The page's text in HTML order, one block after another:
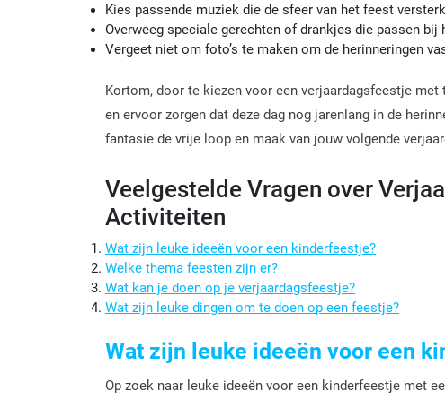
Kies passende muziek die de sfeer van het feest
Overweeg speciale gerechten of drankjes die passen bij
Vergeet niet om foto’s te maken om de herinneringen
Kortom, door te kiezen voor een verjaardagsfeestje
en ervoor zorgen dat deze dag nog jarenlang in de
fantasie de vrije loop en maak van jouw volgende
Veelgestelde Vragen over
Activiteiten
Wat zijn leuke ideeën voor een kinderfeestje?
Welke thema feesten zijn er?
Wat kan je doen op je verjaardagsfeestje?
Wat zijn leuke dingen om te doen op een feestje?
Wat zijn leuke ideeën voor een
Op zoek naar leuke ideeën voor een kinderfeestje met